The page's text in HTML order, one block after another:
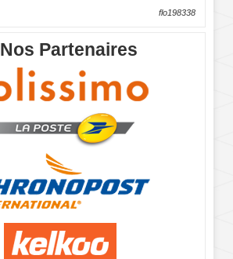
flo198338
Nos Partenaires